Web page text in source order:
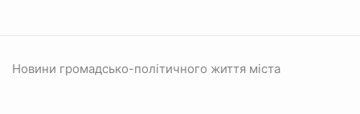
Новини громадсько-політичного життя міста